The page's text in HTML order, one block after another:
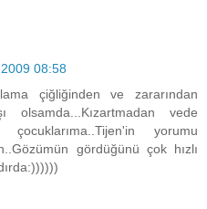
2009 08:58
çiğliğinden ve zararından
vede
yorumu
gördüğünü çok hızlı